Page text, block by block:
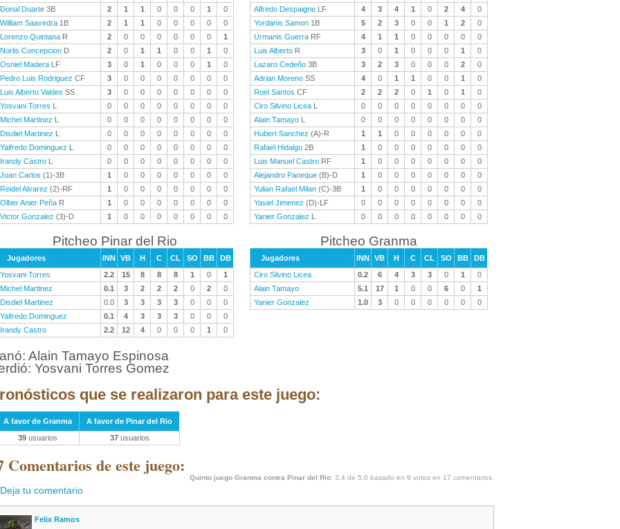
Donal Duarte 3B 2 1 1 0 0 0 1
0
William Saavedra 1B 2 1 1 0 0 0 0
0
Lorenzo Quintana R 2 0 0 0 0 0 0
1
Norlis Concepcion D 2 0 1 1 0 0 1
0
Osniel Madera LF 3 0 1 0 0 0 1
0
Pedro Luis Rodriguez CF 3 0 0 0 0 0 0
0
Luis Alberto Valdes SS 3 0 0 0 0 0 0
0
Yosvani Torres L 0 0 0 0 0 0 0
0
Michel Martinez L 0 0 0 0 0 0 0
0
Disdiel Martinez L 0 0 0 0 0 0 0
0
Yaifredo Dominguez L 0 0 0 0 0 0 0
0
Irandy Castro L 0 0 0 0 0 0 0
0
Juan Carlos (1)-3B 1 0 0 0 0 0 0
0
Reidel Alvarez (2)-RF 1 0 0 0 0 0 0
0
Olber Anier Peña R 1 0 0 0 0 0 0
0
Victor Gonzalez (3)-D 1 0 0 0 0 0 0 0
Alfredo Despaigne LF 4 3 4 1 0 2 4
0
Yordanis Samon 1B 5 2 3 0 0 1 2
0
Urmanis Guerra RF 4 1 1 0 0 0 0
0
Luis Alberto R 3 0 1 0 0 0 1
0
Lazaro Cedeño 3B 3 2 3 0 0 0 2
0
Adrian Moreno SS 4 0 1 1 0 0 1
0
Roel Santos CF 2 2 2 0 1 0 1
0
Ciro Silvino Licea L 0 0 0 0 0 0 0
0
Alain Tamayo L 0 0 0 0 0 0 0
0
Hubert Sanchez (A)-R 1 1 0 0 0 0 0
0
Rafael Hidalgo 2B 1 0 0 0 0 0 0
0
Luis Manuel Castro RF 1 0 0 0 0 0 0
0
Alejandro Paneque (B)-D 1 0 0 0 0 0 0
0
Yulian Rafael Milan (C)-3B 1 0 0 0 0 0 0
0
Yasiel Jimenez (D)-LF 0 0 0 0 0 0 0
0
Yanier Gonzalez L 0 0 0 0 0 0 0 0
Pitcheo Pinar del Rio
Jugadores INN VB H C CL SO BB
DB
Yosvani Torres
2.2 15 8 8 8 1 0
1
Michel Martinez
0.1 3 2 2 2 0 2
0
Disdiel Martinez
0.0 3 3 3 3 0 0
0
Yaifredo Dominguez
0.1 4 3 3 3 0 0
0
Irandy Castro
2.2 12 4 0 0 0 1 0
Pitcheo Granma
Jugadores INN VB H C CL SO BB
DB
Ciro Silvino Licea
0.2 6 4 3 3 0 1
0
Alain Tamayo
5.1 17 1 0 0 6 0
1
Yanier Gonzalez
1.0 3 0 0 0 0 0 0
Alain Tamayo Espinosa
Yosvani Torres Gomez
que se realizaron para este juego:
A favor de Granma
A favor de Pinar del Rio
39 usuarios 37usuarios
Comentarios de este juego:
Quinto juego Granma contra Pinar del Rio: 3.4 de 5.0 basado en 9 votos en 17 comentarios.
Deja tu comentario
Felix Ramos